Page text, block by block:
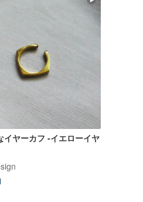
イヤーカフ -イエローイヤ